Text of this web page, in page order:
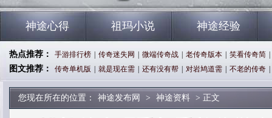
神途心得 祖玛小说 神途经验
热点推荐： 手游排行榜 传奇迷失网 微端传奇战 老传奇版本 笑看传奇简
图文推荐： 传奇单机版 就是现在需 还有没有帮 对岩鸠道需 不老的传奇
您现在所在的位置： 神途发布网 > 神途资料 > 正文